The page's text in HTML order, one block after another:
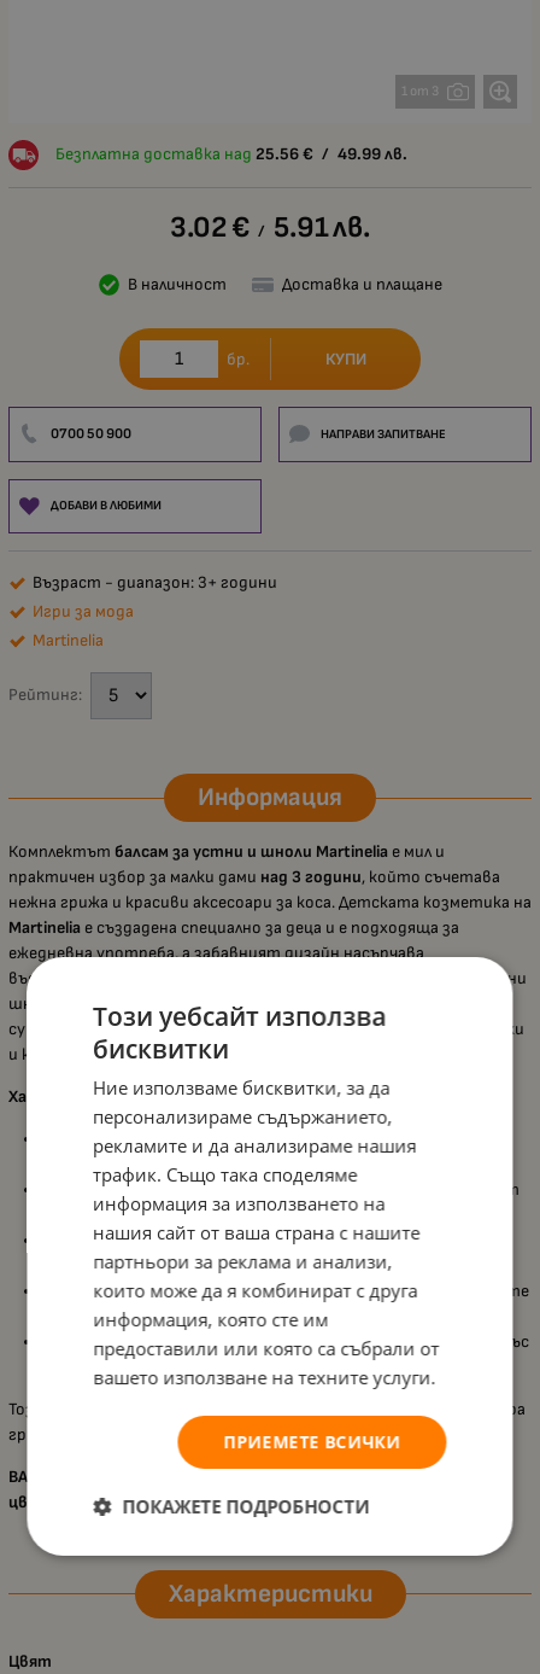
1 от 3
Безплатна доставка над 25.56 € / 49.99 лв.
3.02€ / 5.91лв.
В наличност Доставка и плащане
бр. КУПИ
0700 50 900 НАПРАВИ ЗАПИТВАНЕ
ДОБАВИ В ЛЮБИМИ
Възраст - диапазон: 3+ години
Игри за мода
Martinelia
Рейтинг:
Информация
Комплектът балсам за устни и шноли Martinelia е мил и
практичен избор за малки дами над 3 години, който съчетава
нежна грижа и красиви аксесоари за коса. Детската козметика на
Martinelia е създадена специално за деца и е подходяща за
ежедневна употреба, а забавният дизайн насърчава
въображението и прави рутината по-приятна. С двата цветни
шноли детето може да оформя прически по различни начини, а
супер хидратиращият балсам помага устните да останат меки
и комфортни.
Характеристики:
Подходящ за деца над 3 години, съобразен с ежедневната
детска грижа и игра;
Комплект с
2 цветни шноли
, които добавят красив акцент
и помагат за лесно оформяне на прическа;
Супер хидратиращ балсам за устни, който подпомага
устните да бъдат меки и приятно хидратирани;
Предлага се в тюркоазен, розов и лилав цвят, за да изберете
любимия вариант;
Детска козметикаMartinelia, създадена специално за деца със
забавен дизайн, подходяща за ежедневна употреба.
Този комплект е чудесна идея за малък подарък, който комбинира
грижа и аксесоари за коса, за повече настроение всеки ден.
ВАЖНО!!! Асортимент! Доставка според наличните
цветове!
Обявената цена е за 1 брой!
Характеристики
Цвят
Този уебсайт използва
бисквитки
Ние използваме бисквитки, за да
персонализираме съдържанието,
рекламите и да анализираме нашия
трафик. Също така споделяме
информация за използването на
нашия сайт от ваша страна с нашите
партньори за реклама и анализи,
които може да я комбинират с друга
информация, която сте им
предоставили или която са събрали от
вашето използване на техните услуги.
ПРИЕМЕТЕ ВСИЧКИ
ПОКАЖЕТЕ ПОДРОБНОСТИ